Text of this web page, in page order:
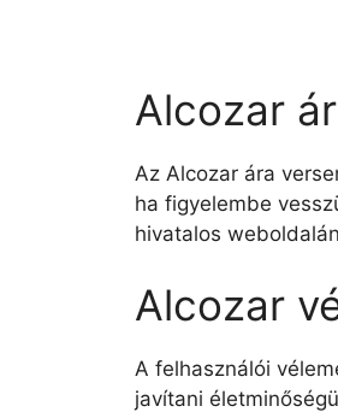
Alcozar ár
Az Alcozar ára
ha figyelembe
hivatalos
Alcozar
A felhasználói
javítani